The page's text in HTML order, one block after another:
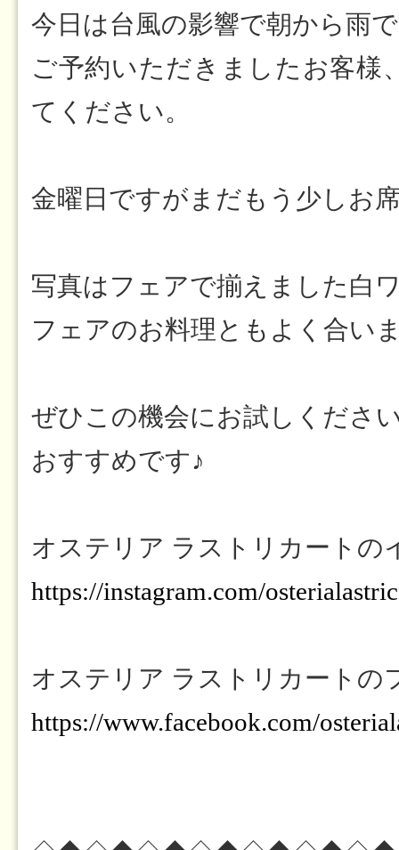
今日は台風の影響で朝から雨
ご予約いただきましたお客様
てください。
金曜日ですがまだもう少しお
写真はフェアで揃えました白
フェアのお料理ともよく合い
ぜひこの機会にお試しくださ
おすすめです♪
オステリア ラストリカートの
https://instagram.com/
オステリア ラストリカートの
https://www.facebook.com/